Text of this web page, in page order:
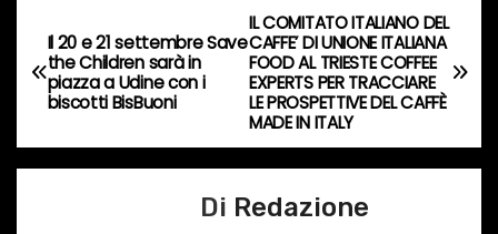
r
s
o
N
a
i
IL COMITATO ITALIANO DEL
CAFFE’ DI UNIONE ITALIANA
FOOD AL TRIESTE COFFEE
EXPERTS PER TRACCIARE
LE PROSPETTIVE DEL CAFFÈ
MADE IN ITALY
Il 20 e 21 settembre Save
the Children sarà in
piazza a Udine con i
biscotti BisBuoni
Di Redazione